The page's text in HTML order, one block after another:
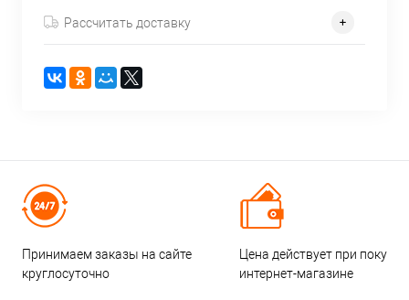
Рассчитать доставку
Принимаем заказы на сайте
круглосуточно
Цена действует при
интернет-магазине